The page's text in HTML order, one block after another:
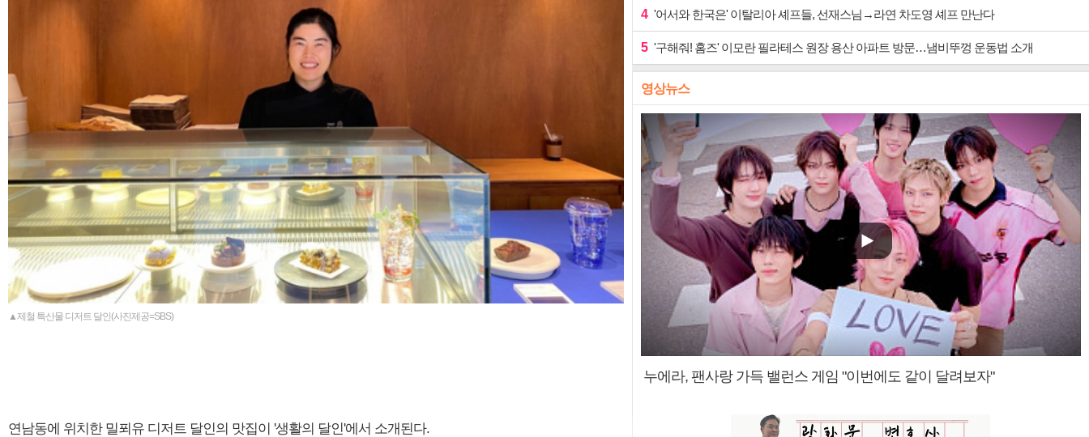
▲제철 특산물 디저트 달인(사진제공=SBS)
연남동에 위치한 밀푀유 디저트 달인의 맛집이 '생활의 달인'에서 소개된다.
4 '어서와 한국은' 이탈리아 셰프들, 선재스님→라연 차도영 셰프 만난다
5 '구해줘! 홈즈' 이모란 필라테스 원장 용산 아파트 방문…냄비뚜껑 운동법 소개
영상뉴스
누에라, 팬사랑 가득 밸런스 게임 "이번에도 같이 달려보자"